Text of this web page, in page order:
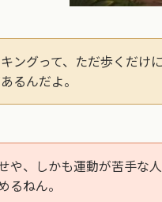
ングって、ただ歩くだけ
るんだよ。
や、しかも運動が苦手な
るねん。